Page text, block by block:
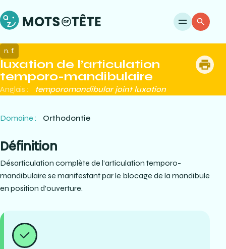
luxation de l’articulation
temporo-mandibulaire
n. f.
Anglais : temporomandibular joint luxation
Domaine : Orthodontie
Définition
Désarticulation complète de l’articulation temporo-
mandibulaire se manifestant par le blocage de la mandibule
en position d’ouverture.